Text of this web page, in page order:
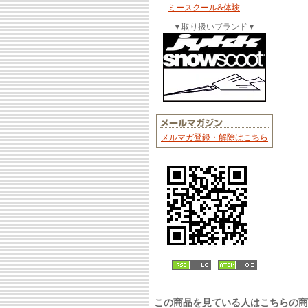
ミースクール&体験
▼取り扱いブランド▼
メルマガ登録・解除はこちら
この商品を見ている人はこちらの